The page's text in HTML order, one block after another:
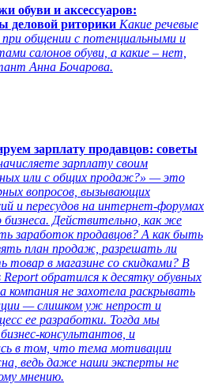
обуви и аксессуаров:
деловой риторики Какие речевые
общении с потенциальными и
салонов обуви, а какие – нет,
Анна Бочарова.
зарплату продавцов: советы
зарплату своим
или с общих продаж?» — это
вопросов, вызывающих
и пересудов на интернет-форумах
бизнеса. Действительно, как же
заработок продавцов? А как быть
план продаж, разрешать ли
товар в магазине со скидками? В
обратился к десятку обувных
компания не захотела раскрывать
— слишком уж непрост и
ее разработки. Тогда мы
консультантов, и
в том, что тема мотивации
ведь даже наши эксперты не
мнению.